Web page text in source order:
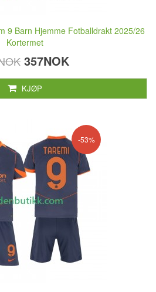
9 Barn Hjemme Fotballdrakt 2025/26
Kortermet
357NOK
KJØP
-53%